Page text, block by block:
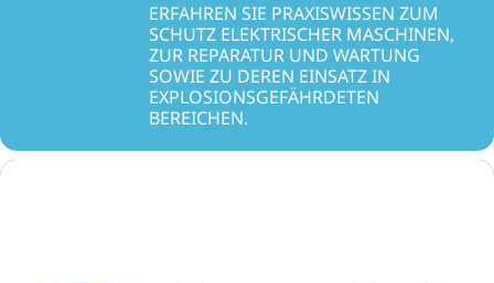
ERFAHREN SIE PRAXISWISSEN ZUM
SCHUTZ ELEKTRISCHER MASCHINEN,
ZUR REPARATUR UND WARTUNG
SOWIE ZU DEREN EINSATZ IN
EXPLOSIONSGEFÄHRDETEN
BEREICHEN.